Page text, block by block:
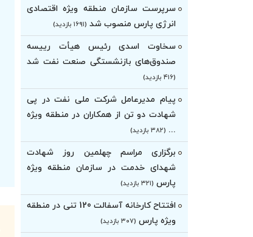
سرپرست سازمان منطقه ویژه اقتصادی
انرژی پارس منصوب شد (۱۶۹۱ بازدید)
سخاوت اسدی رئیس هیأت‌ رییسه
صندوق‌های بازنشستگی صنعت نفت شد
(۴۱۶ بازدید)
پیام مدیرعامل شرکت ملی نفت در پی
شهادت دو تن از همکاران در منطقه ویژه
... (۳۸۲ بازدید)
برگزاری مراسم چهلمین روز شهادت
شهدای خدمت در سازمان منطقه ویژه
پارس (۳۲۱ بازدید)
افتتاح کارخانه آسفالت 120 تنی در منطقه
ویژه پارس (۳۰۷ بازدید)